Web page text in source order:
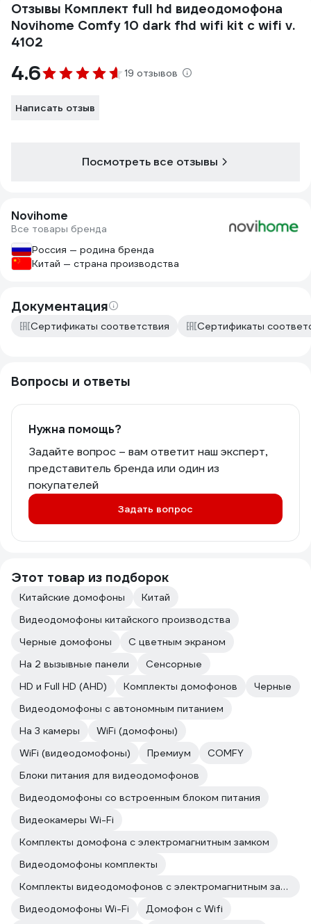
Отзывы Комплект full hd видеодомофона
Novihome Comfy 10 dark fhd wifi kit с wifi v.
4102
4.6 19 отзывов
Написать отзыв
Посмотреть все отзывы
Novihome
Все товары бренда
Россия — родина бренда
Китай — страна производства
Документация
Сертификаты соответствия Сертификаты
Вопросы и ответы
Нужна помощь?
Задайте вопрос – вам ответит наш эксперт,
представитель бренда или один из
покупателей
Задать вопрос
Этот товар из подборок
Китайские домофоны
Китай
Видеодомофоны китайского производства
Черные домофоны
С цветным экраном
На 2 вызывные панели
Сенсорные
HD и Full HD (AHD)
Комплекты домофонов
Черные
Видеодомофоны с автономным питанием
На 3 камеры
WiFi (домофоны)
WiFi (видеодомофоны)
Премиум
COMFY
Блоки питания для видеодомофонов
Видеодомофоны со встроенным блоком питания
Видеокамеры Wi-Fi
Комплекты домофона с электромагнитным замком
Видеодомофоны комплекты
Комплекты видеодомофонов с электромагнитным замком
Видеодомофоны Wi-Fi
Домофон с Wifi